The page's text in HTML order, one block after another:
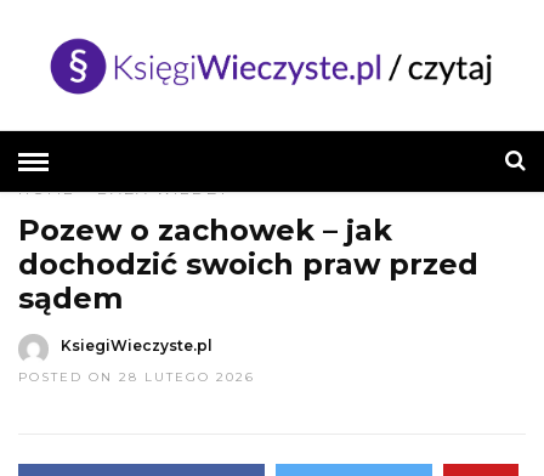
HOME»BAZA WIEDZY
Pozew o zachowek – jak
dochodzić swoich praw przed
sądem
KsiegiWieczyste.pl
POSTED ON 28 LUTEGO 2026